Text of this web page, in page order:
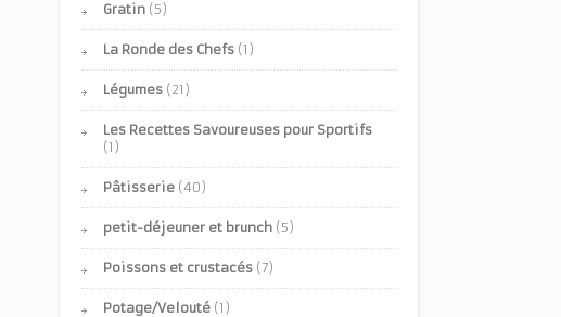
Gratin (5)
La Ronde des Chefs (1)
Légumes (21)
Les Recettes Savoureuses pour Sportifs
(1)
Pâtisserie (40)
petit-déjeuner et brunch (5)
Poissons et crustacés (7)
Potage/Velouté (1)